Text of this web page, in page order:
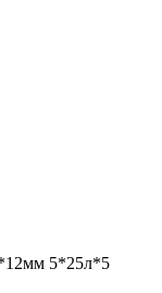
5*25л*5